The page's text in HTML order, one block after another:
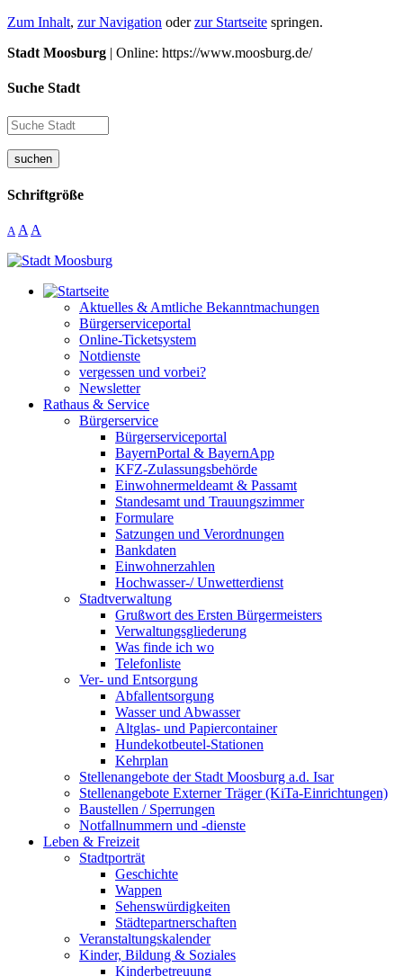
Zum Inhalt, zur Navigation oderzur Startseite springen.
Stadt Moosburg | Online: https://www.moosburg.de/
Suche Stadt
suchen
Schriftgröße
A A A
Aktuelles & Amtliche Bekanntmachungen
Bürgerserviceportal
Online-Ticketsystem
Notdienste
vergessen und vorbei?
Newsletter
Rathaus & Service
Bürgerservice
Bürgerserviceportal
BayernPortal & BayernApp
KFZ-Zulassungsbehörde
Einwohnermeldeamt & Passamt
Standesamt und Trauungszimmer
Formulare
Satzungen und Verordnungen
Bankdaten
Einwohnerzahlen
Hochwasser-/ Unwetterdienst
Stadtverwaltung
Grußwort des Ersten Bürgermeisters
Verwaltungsgliederung
Was finde ich wo
Telefonliste
Ver- und Entsorgung
Abfallentsorgung
Wasser und Abwasser
Altglas- und Papiercontainer
Hundekotbeutel-Stationen
Kehrplan
Stellenangebote der Stadt Moosburg a.d. Isar
Stellenangebote Externer Träger (KiTa-Einrichtungen)
Baustellen / Sperrungen
Notfallnummern und -dienste
Leben & Freizeit
Stadtporträt
Geschichte
Wappen
Sehenswürdigkeiten
Städtepartnerschaften
Veranstaltungskalender
Kinder, Bildung & Soziales
Kinderbetreuung